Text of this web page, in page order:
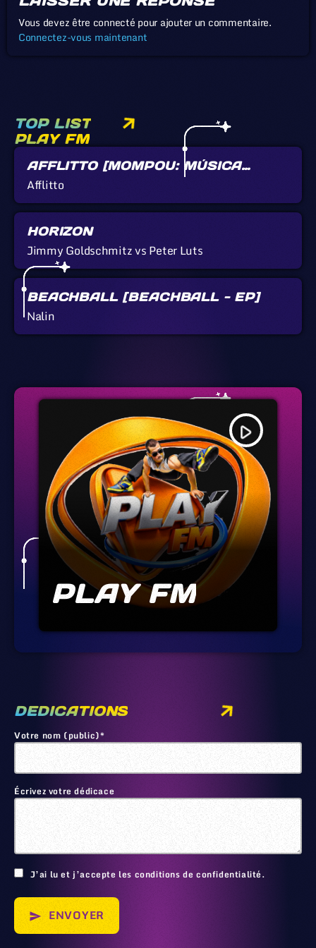
Vous devez être connecté pour ajouter un commentaire.
Connectez-vous maintenant
TOP LIST
PLAY FM
AFFLITTO [MOMPOU: MÚSICA
CALLADA]
Afflitto
HORIZON
Jimmy Goldschmitz vs Peter Luts
BEACHBALL [BEACHBALL - EP]
Nalin
play_arrow
PLAY FM
DEDICATIONS
Votre nom (public)*
Écrivez votre dédicace
J’ai lu et j’accepte les conditions de confidentialité.
send ENVOYER